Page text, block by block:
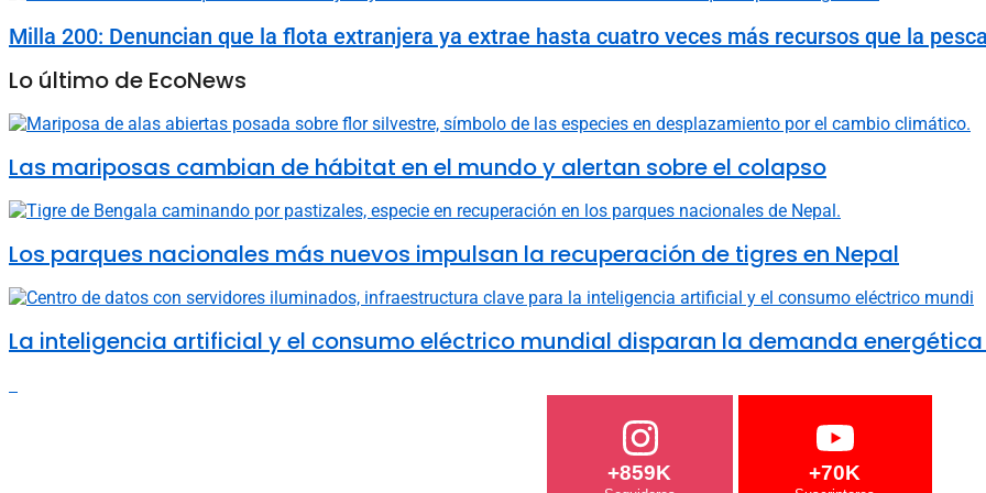
Milla 200: Denuncian que la flota extranjera ya extrae hasta cuatro veces más recursos que la
Lo último de EcoNews
Las mariposas cambian de hábitat en el mundo y alertan sobre el colapso
Los parques nacionales más nuevos impulsan la recuperación de tigres en Nepal
La inteligencia artificial y el consumo eléctrico mundial disparan la demanda
+859K +70K